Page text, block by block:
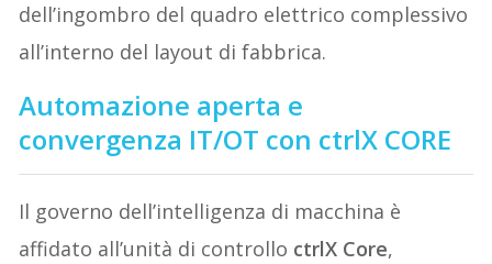
dell’ingombro del quadro elettrico complessivo
all’interno del layout di fabbrica.
Automazione aperta e
convergenza IT/OT con ctrlX CORE
Il governo dell’intelligenza di macchina è
affidato all’unità di controllo ctrlX Core,